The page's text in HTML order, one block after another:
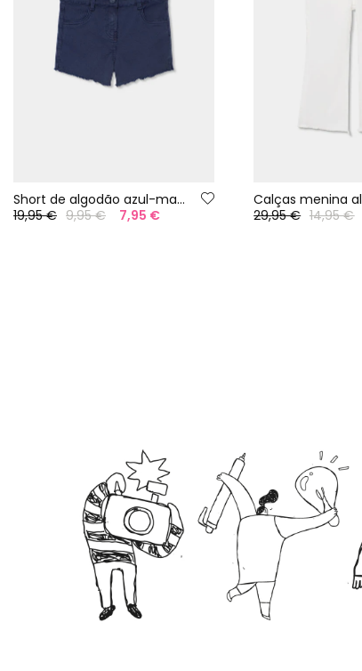
Short de algodão azul-marinho
19,95 € 9,95 € 7,95 €
29,95 € 14,95 €